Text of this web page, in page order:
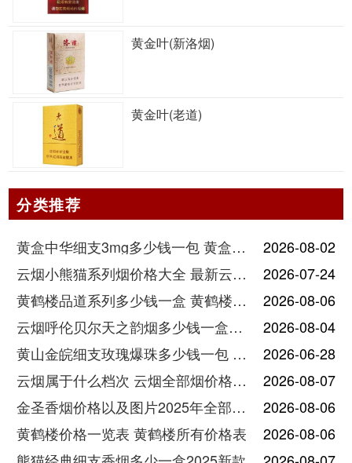
黄金叶(新洛烟)
黄金叶(老道)
分类推荐
黄盒中华细支3mg多少钱一包 黄盒中华细支3mg香烟价格查询
2026-08-02
云烟小熊猫系列烟价格大全 最新云烟小熊猫图片报价
2026-07-24
黄鹤楼品道系列多少钱一盒 黄鹤楼品道系列香烟价格表图片
2026-08-06
云烟呼伦贝尔天之韵烟多少钱一盒中支价格
2026-08-04
黄山金皖细支玫瑰爆珠多少钱一包 黄山金皖细支玫瑰爆珠2025最新价格
2026-06-28
云烟属于什么档次 云烟全部烟价格表大全
2026-08-07
金圣香烟价格以及图片2025年全部价格
2026-08-06
黄鹤楼价格一览表 黄鹤楼所有价格表
2026-08-06